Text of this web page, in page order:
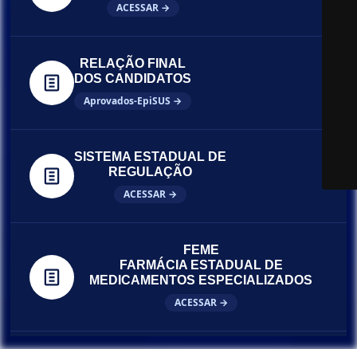
ACESSAR →
RELAÇÃO FINAL
DOS CANDIDATOS
Aprovados-EpiSUS →
SISTEMA ESTADUAL DE
REGULAÇÃO
ACESSAR →
FEME
FARMÁCIA ESTADUAL DE
MEDICAMENTOS ESPECIALIZADOS
ACESSAR →